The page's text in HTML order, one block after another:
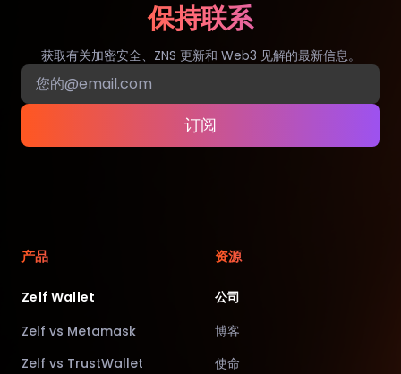
保持联系
获取有关加密安全、ZNS 更新和 Web3 见解的最新信息。
订阅
产品
Zelf Wallet
Zelf vs Metamask
Zelf vs TrustWallet
资源
公司
博客
使命